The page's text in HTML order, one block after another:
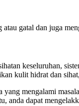
gatal dan juga
keseluruhan,
kulit hidrat dan
mengalami
anda dapat